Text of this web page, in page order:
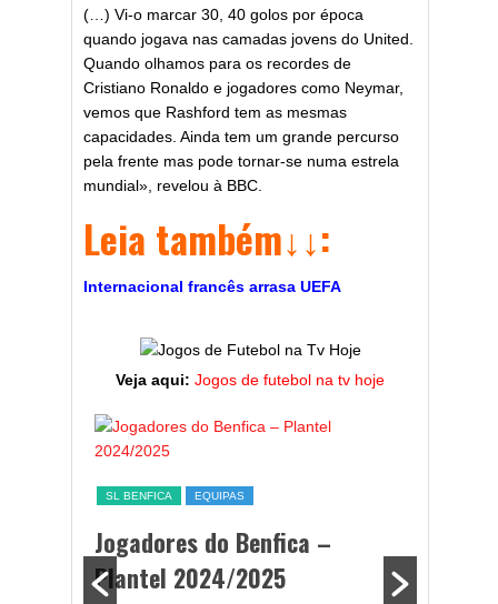
(…) Vi-o marcar 30, 40 golos por época
quando jogava nas camadas jovens do United.
Quando olhamos para os recordes de
Cristiano Ronaldo e jogadores como Neymar,
vemos que Rashford tem as mesmas
capacidades. Ainda tem um grande percurso
pela frente mas pode tornar-se numa estrela
mundial», revelou à BBC.
Leia também↓↓:
Internacional francês arrasa UEFA
Veja aqui: Jogos de futebol na tv hoje
SL BENFICA EQUIPAS
Jogadores do Benfica –
Plantel 2024/2025